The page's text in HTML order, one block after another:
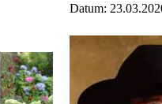
Datum: